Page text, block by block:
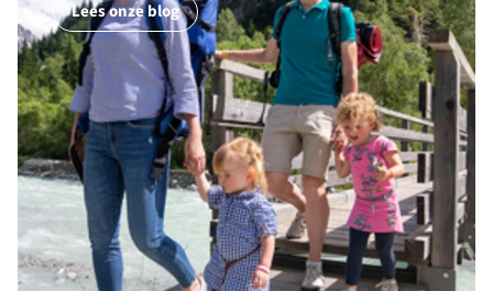
Lees onze blog